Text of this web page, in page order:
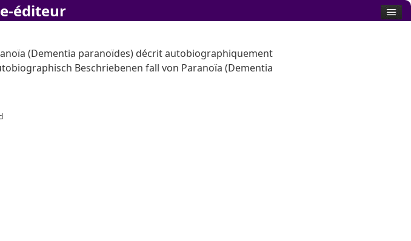
(Dementia paranoïdes) décrit autobiographiquement
Beschriebenen fall von Paranoïa (Dementia
éditeur